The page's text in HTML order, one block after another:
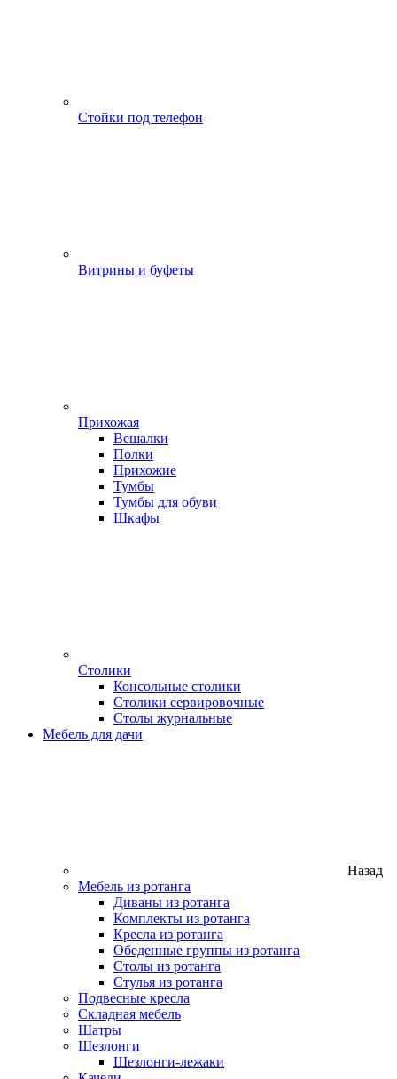
Стойки под телефон
Витрины и буфеты
Прихожая
Вешалки
Полки
Прихожие
Тумбы
Тумбы для обуви
Шкафы
Столики
Консольные столики
Столики сервировочные
Столы журнальные
Мебель для дачи
Назад
Мебель из ротанга
Диваны из ротанга
Комплекты из ротанга
Кресла из ротанга
Обеденные группы из ротанга
Столы из ротанга
Стулья из ротанга
Подвесные кресла
Складная мебель
Шатры
Шезлонги
Шезлонги-лежаки